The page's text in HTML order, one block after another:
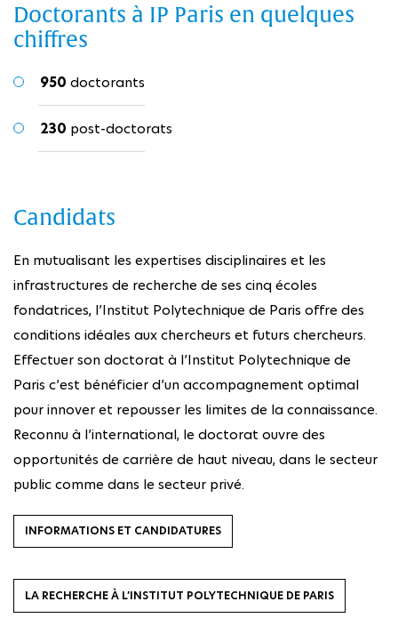
Doctorants à IP Paris en quelques
chiffres
950 doctorants
230 post-doctorats
Candidats
En mutualisant les expertises disciplinaires et les
infrastructures de recherche de ses cinq écoles
fondatrices, l’Institut Polytechnique de Paris offre des
conditions idéales aux chercheurs et futurs chercheurs.
Effectuer son doctorat à l’Institut Polytechnique de
Paris c’est bénéficier d’un accompagnement optimal
pour innover et repousser les limites de la connaissance.
Reconnu à l’international, le doctorat ouvre des
opportunités de carrière de haut niveau, dans le secteur
public comme dans le secteur privé.
INFORMATIONS ET CANDIDATURES
LA RECHERCHE À L’INSTITUT POLYTECHNIQUE DE PARIS